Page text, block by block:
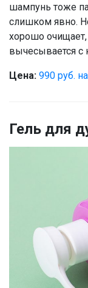
шампунь тоже
слишком явно.
хорошо очищает,
вычесывается с
Цена: 990 руб.
Гель для